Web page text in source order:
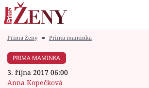
Módní alarm
Zrádci
Prima Ženy ■ Prima maminka
PRIMA MAMINKA
3. října 2017 06:00
Anna Kopečková